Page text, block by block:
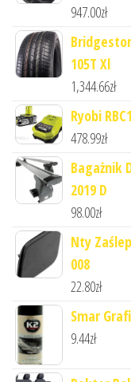
947.00zł
105T Xl
1,344.66zł
Ryobi
478.99zł
Bagażnik
2019 D
98.00zł
Nty
008
22.80zł
Smar
9.44zł